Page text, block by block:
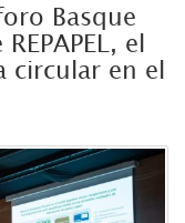
Basque
el
circular en el